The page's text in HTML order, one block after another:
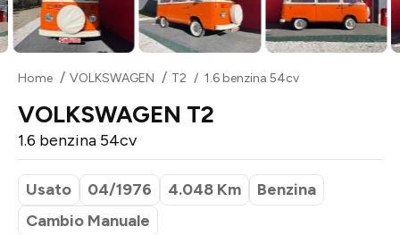
Home VOLKSWAGEN T2 1.6 benzina 54cv
VOLKSWAGEN T2
1.6 benzina 54cv
Usato 04/1976 4.048 Km
Benzina
Cambio Manuale